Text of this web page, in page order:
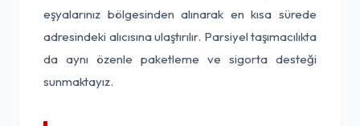
eşyalarınız bölgesinden alınarak en kısa sürede
adresindeki alıcısına ulaştırılır. Parsiyel taşımacılıkta
da aynı özenle paketleme ve sigorta desteği
sunmaktayız.